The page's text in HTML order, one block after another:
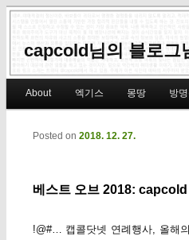
capcold님의 블로그
Skip to primary content
Skip to secondary content
About 엑기스 몽땅 방
베스트 오브 2018:
Posted on 2018. 12. 27.
!@#… 캡콜닷넷 연례행사, 올해의